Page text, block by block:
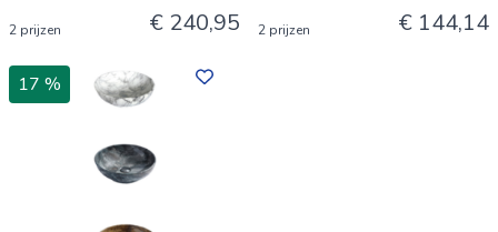
2 prijzen € 240,95 2 prijzen € 144,14
17 %